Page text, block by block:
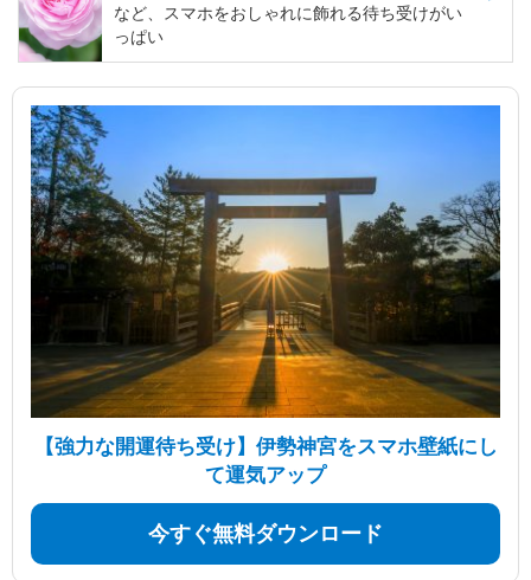
など、スマホをおしゃれに飾れる待ち受けがい
っぱい
【強力な開運待ち受け】伊勢神宮をスマホ壁紙にし
て運気アップ
今すぐ無料ダウンロード